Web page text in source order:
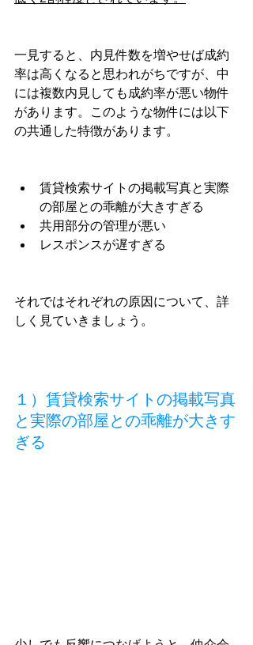
一見すると、内見件数を増やせば成約
率は高くなると思われがちですが、中
には複数内見しても成約率が悪い物件
があります。このような物件には以下
の共通した特徴があります。
賃貸検索サイトの掲載写真と実際
の部屋との乖離が大きすぎる
共用部分の管理が悪い
レスポンスが遅すぎる
それではそれぞれの原因について、詳
しく見ていきましょう。
１） 賃貸検索サイトの掲載写真
と実際の部屋との乖離が大きす
ぎる